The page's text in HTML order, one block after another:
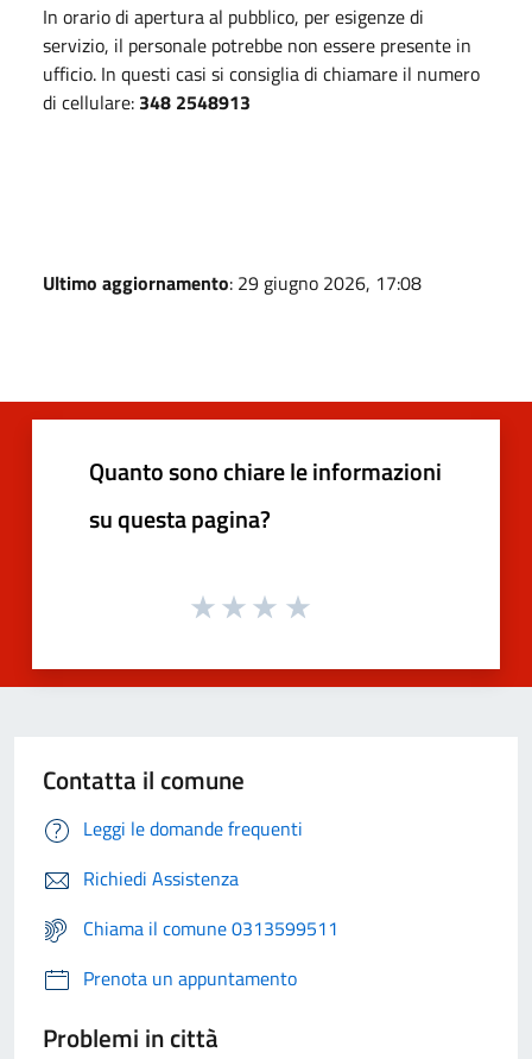
In orario di apertura al pubblico, per esigenze di
servizio, il personale potrebbe non essere presente in
ufficio. In questi casi si consiglia di chiamare il numero
di cellulare: 348 2548913
Ultimo aggiornamento: 29 giugno 2026, 17:08
Quanto sono chiare le informazioni
su questa pagina?
Contatta il comune
Leggi le domande frequenti
Richiedi Assistenza
Chiama il comune 0313599511
Prenota un appuntamento
Problemi in città